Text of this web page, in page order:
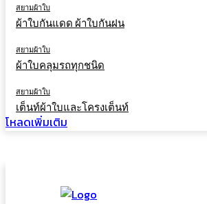
สยามผ้าใบ
ผ้าใบกันแดด ผ้าใบกันฝน
สยามผ้าใบ
ผ้าใบคลุมรถทุกชนิด
สยามผ้าใบ
เต็นท์ผ้าใบและโครงเต็นท์
โหลดเพิ่มเติม